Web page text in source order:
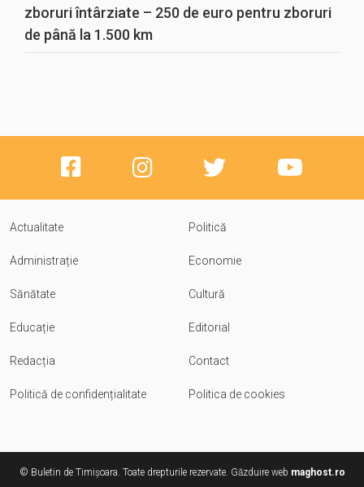
zboruri întârziate – 250 de euro pentru zboruri
de până la 1.500 km
Actualitate Politică
Administrație Economie
Sănătate Cultură
Educație Editorial
Redacția Contact
Politică de confidențialitate Politica de cookies
© Buletin de Timișoara. Toate drepturile rezervate. Găzduire web maghost.ro